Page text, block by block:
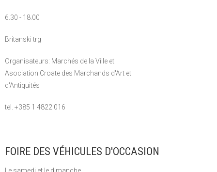
6.30 - 18.00
Britanski trg
Organisateurs: Marchés de la Ville et
Asociation Croate des Marchands d'Art et
d'Antiquités
tel. +385 1 4822 016
FOIRE DES VÉHICULES D'OCCASION
Le samedi et le dimanche